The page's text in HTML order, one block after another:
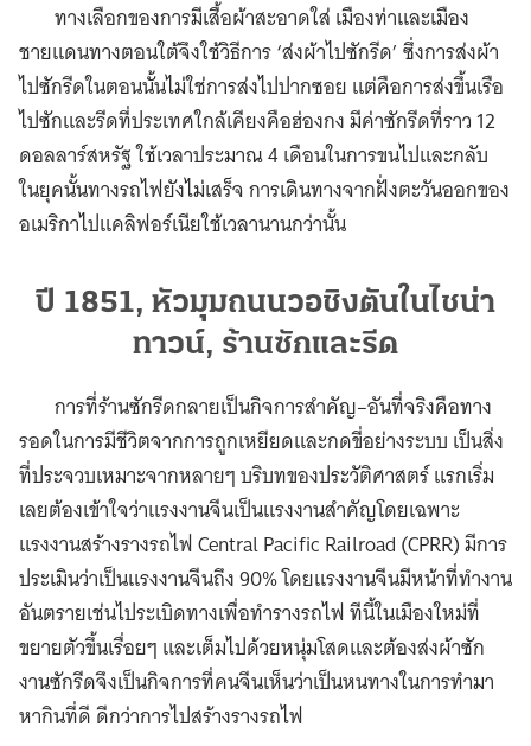
ทางเลือกของการมีเสื้อผ้าสะอาดใส่ เมืองท่าและเมือง
ชายแดนทางตอนใต้จึงใช้วิธีการ ‘ส่งผ้าไปซักรีด’ ซึ่งการส่งผ้า
ไปซักรีดในตอนนั้นไม่ใช่การส่งไปปากซอย แต่คือการส่งขึ้นเรือ
ไปซักและรีดที่ประเทศใกล้เคียงคือฮ่องกง มีค่าซักรีดที่ราว 12
ดอลลาร์สหรัฐ ใช้เวลาประมาณ 4 เดือนในการขนไปและกลับ
ในยุคนั้นทางรถไฟยังไม่เสร็จ การเดินทางจากฝั่งตะวันออกของ
อเมริกาไปแคลิฟอร์เนียใช้เวลานานกว่านั้น
ปี 1851, หัวมุมถนนวอชิงตันในไชน่า
ทาวน์, ร้านซักและรีด
การที่ร้านซักรีดกลายเป็นกิจการสำคัญ–อันที่จริงคือทาง
รอดในการมีชีวิตจากการถูกเหยียดและกดขี่อย่างระบบ เป็นสิ่ง
ที่ประจวบเหมาะจากหลายๆ บริบทของประวัติศาสตร์ แรกเริ่ม
เลยต้องเข้าใจว่าแรงงานจีนเป็นแรงงานสำคัญโดยเฉพาะ
แรงงานสร้างรางรถไฟ Central Pacific Railroad (CPRR) มีการ
ประเมินว่าเป็นแรงงานจีนถึง 90% โดยแรงงานจีนมีหน้าที่ทำงาน
อันตรายเช่นไประเบิดทางเพื่อทำรางรถไฟ ทีนี้ในเมืองใหม่ที่
ขยายตัวขึ้นเรื่อยๆ และเต็มไปด้วยหนุ่มโสดและต้องส่งผ้าซัก
งานซักรีดจึงเป็นกิจการที่คนจีนเห็นว่าเป็นหนทางในการทำมา
หากินที่ดี ดีกว่าการไปสร้างรางรถไฟ